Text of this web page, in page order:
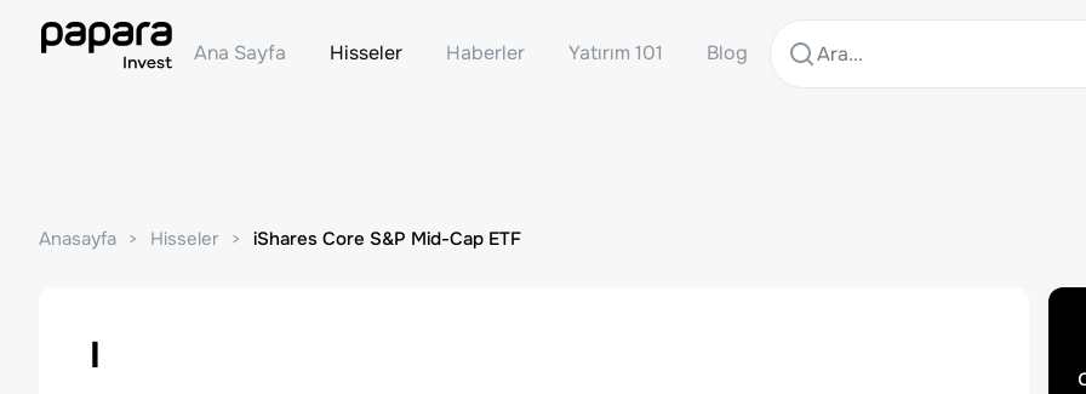
Ana Sayfa Hisseler Haberler Yatırım 101 Blog
Anasayfa Hisseler iShares Core S&P Mid-Cap ETF
I